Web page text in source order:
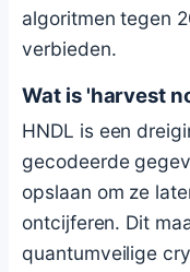
algoritmen tegen
verbieden.
Wat is 'harvest
HNDL is een
gecodeerde
opslaan om ze
ontcijferen. Dit
quantumveilige